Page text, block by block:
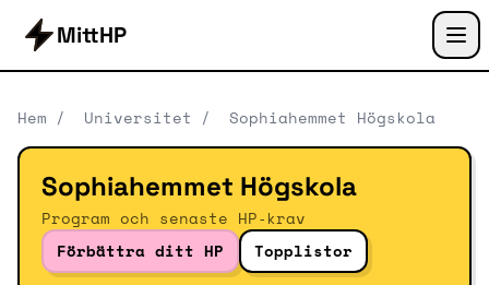
MittHP
Hem / Universitet / Sophiahemmet Högskola
Sophiahemmet Högskola
Program och senaste HP‑krav
Förbättra ditt HP
Topplistor